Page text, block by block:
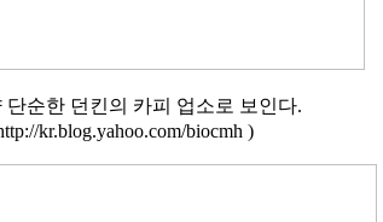
단순한 던킨의 카피 업소로 보인다.
kr.blog.yahoo.com/biocmh )